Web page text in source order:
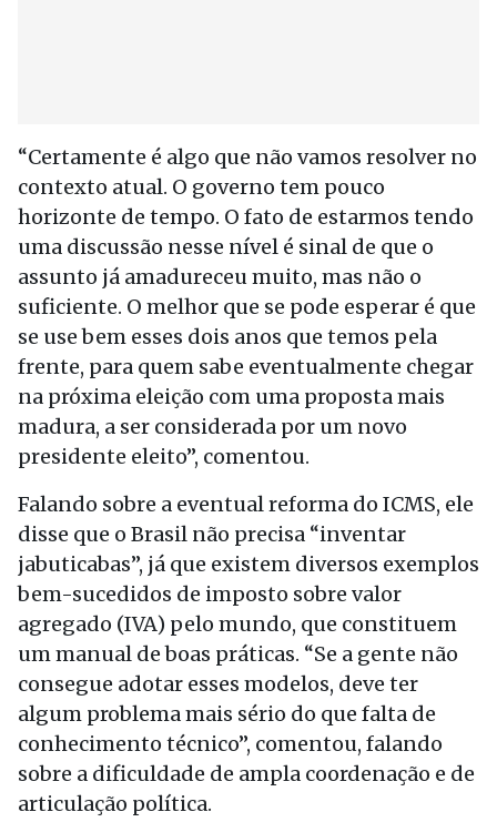
“Certamente é algo que não vamos resolver no
contexto atual. O governo tem pouco
horizonte de tempo. O fato de estarmos tendo
uma discussão nesse nível é sinal de que o
assunto já amadureceu muito, mas não o
suficiente. O melhor que se pode esperar é que
se use bem esses dois anos que temos pela
frente, para quem sabe eventualmente chegar
na próxima eleição com uma proposta mais
madura, a ser considerada por um novo
presidente eleito”, comentou.
Falando sobre a eventual reforma do ICMS, ele
disse que o Brasil não precisa “inventar
jabuticabas”, já que existem diversos exemplos
bem-sucedidos de imposto sobre valor
agregado (IVA) pelo mundo, que constituem
um manual de boas práticas. “Se a gente não
consegue adotar esses modelos, deve ter
algum problema mais sério do que falta de
conhecimento técnico”, comentou, falando
sobre a dificuldade de ampla coordenação e de
articulação política.